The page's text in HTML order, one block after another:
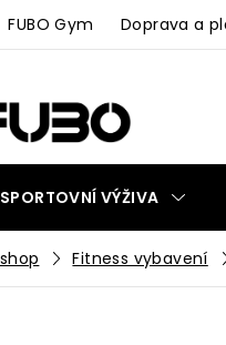
FUBO Gym Doprava a
SPORTOVNÍ VÝŽIVA
VÝROBA
Fitness vybavení